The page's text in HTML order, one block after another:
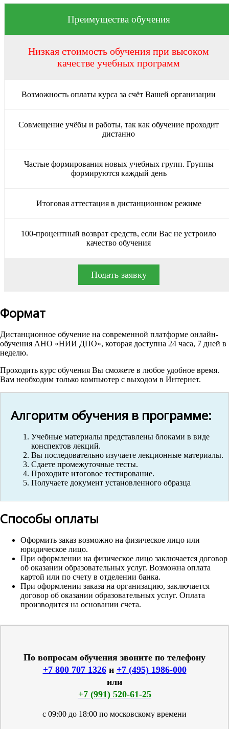
Преимущества обучения
Низкая стоимость обучения при высоком
качестве учебных программ
Возможность оплаты курса за счёт Вашей организации
Совмещение учёбы и работы, так как обучение проходит
дистанно
Частые формирования новых учебных групп. Группы
формируются каждый день
Итоговая аттестация в дистанционном режиме
100-процентный возврат средств, если Вас не устроило
качество обучения
Подать заявку
Формат
Дистанционное обучение на современной платформе онлайн-
обучения АНО «НИИ ДПО», которая доступна 24 часа, 7 дней в
неделю.
Проходить курс обучения Вы сможете в любое удобное время.
Вам необходим только компьютер с выходом в Интернет.
Алгоритм обучения в программе:
Учебные материалы представлены блоками в виде
конспектов лекций.
Вы последовательно изучаете лекционные материалы.
Сдаете промежуточные тесты.
Проходите итоговое тестирование.
Получаете документ установленного образца
Способы оплаты
Оформить заказ возможно на физическое лицо или
юридическое лицо.
При оформлении на физическое лицо заключается договор
об оказании образовательных услуг. Возможна оплата
картой или по счету в отделении банка.
При оформлении заказа на организацию, заключается
договор об оказании образовательных услуг. Оплата
производится на основании счета.
По вопросам обучения звоните по телефону
+7 800 707 1326и +7 (495) 1986-000
или
+7 (991) 520-61-25
с 09:00 до 18:00 по московскому времени